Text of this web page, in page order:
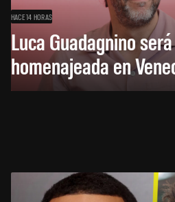
HACE 14 HORAS
Luca Guadagnino
homenajeada en